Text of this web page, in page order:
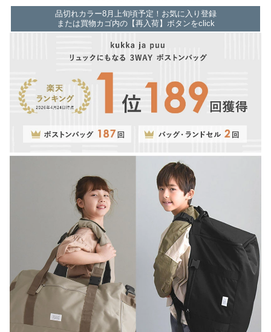
品切れカラー8月上旬頃予定！お気に入り登録
または買物カゴ内の【再入荷】ボタンをclick